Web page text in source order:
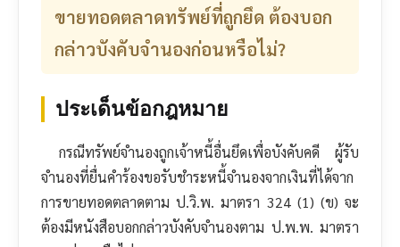
ขายทอดตลาดทรัพย์ที่ถูกยึด ต้องบอก
กล่าวบังคับจำนองก่อนหรือไม่?
ประเด็นข้อกฎหมาย
กรณีทรัพย์จำนองถูกเจ้าหนี้อื่นยึดเพื่อบังคับคดี ผู้รับ
จำนองที่ยื่นคำร้องขอรับชำระหนี้จำนองจากเงินที่ได้จาก
การขายทอดตลาดตาม ป.วิ.พ. มาตรา 324 (1) (ข) จะ
ต้องมีหนังสือบอกกล่าวบังคับจำนองตาม ป.พ.พ. มาตรา